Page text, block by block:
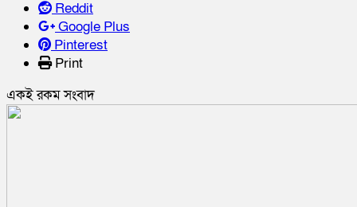
Reddit
Google Plus
Pinterest
Print
একই রকম সংবাদ